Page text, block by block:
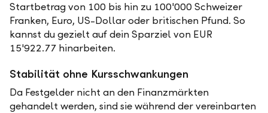
Startbetrag von 100 bis hin zu 100'000 Schweizer
Franken, Euro, US-Dollar oder britischen Pfund. So
kannst du gezielt auf dein Sparziel von EUR
15'922.77 hinarbeiten.
Stabilität ohne Kursschwankungen
Da Festgelder nicht an den Finanzmärkten
gehandelt werden, sind sie während der vereinbarten